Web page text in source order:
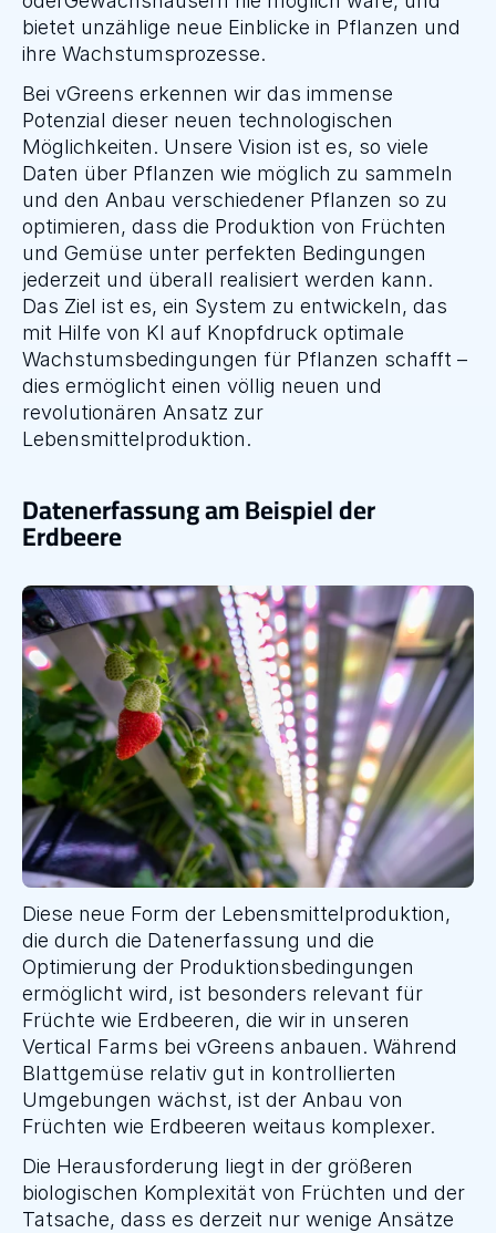
bietet unzählige neue Einblicke in Pflanzen und
ihre Wachstumsprozesse.
Bei vGreens erkennen wir das immense
Potenzial dieser neuen technologischen
Möglichkeiten. Unsere Vision ist es, so viele
Daten über Pflanzen wie möglich zu sammeln
und den Anbau verschiedener Pflanzen so zu
optimieren, dass die Produktion von Früchten
und Gemüse unter perfekten Bedingungen
jederzeit und überall realisiert werden kann.
Das Ziel ist es, ein System zu entwickeln, das
mit Hilfe von KI auf Knopfdruck optimale
Wachstumsbedingungen für Pflanzen schafft –
dies ermöglicht einen völlig neuen und
revolutionären Ansatz zur
Lebensmittelproduktion.
Datenerfassung am Beispiel der
Erdbeere
Diese neue Form der Lebensmittelproduktion,
die durch die Datenerfassung und die
Optimierung der Produktionsbedingungen
ermöglicht wird, ist besonders relevant für
Früchte wie Erdbeeren, die wir in unseren
Vertical Farms bei vGreens anbauen. Während
Blattgemüse relativ gut in kontrollierten
Umgebungen wächst, ist der Anbau von
Früchten wie Erdbeeren weitaus komplexer.
Die Herausforderung liegt in der größeren
biologischen Komplexität von Früchten und der
Tatsache, dass es derzeit nur wenige Ansätze